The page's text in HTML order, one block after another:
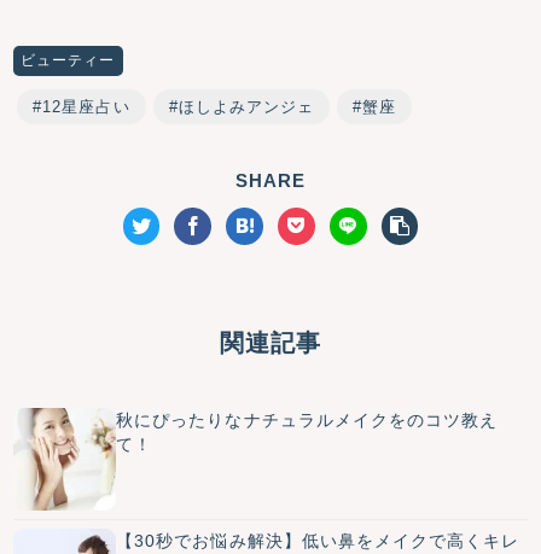
ビューティー
12星座占い ほしよみアンジェ 蟹座
SHARE
関連記事
秋にぴったりなナチュラルメイクをのコツ教え
て！
【30秒でお悩み解決】低い鼻をメイクで高くキレ